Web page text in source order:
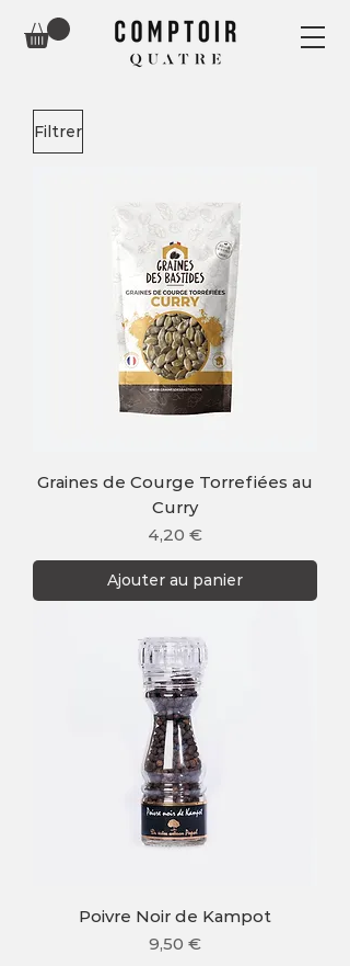
Filtrer
Graines de Courge Torrefiées au
Curry
Prix
4,20 €
Ajouter au panier
Poivre Noir de Kampot
Prix
9,50 €